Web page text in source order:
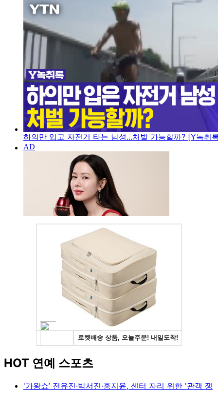
하의만 입고 자전거 타는 남성...처벌 가능할까? [Y녹취
HOT 연예 스포츠
'가왕쇼’ 전유진·박서진·홍지윤, 센터 자리 위한 '관객 쟁